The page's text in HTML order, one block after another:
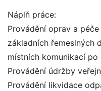
Náplň práce:
Provádění oprav a
základních řemeslných
místních komunikací
Provádění údržby
Provádění likvidace